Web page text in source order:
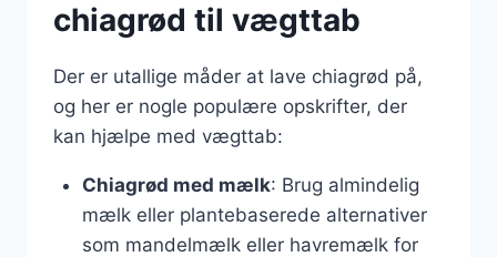
chiagrød til vægttab
Der er utallige måder at lave chiagrød på,
og her er nogle populære opskrifter, der
kan hjælpe med vægttab:
Chiagrød med mælk: Brug almindelig
mælk eller plantebaserede alternativer
som mandelmælk eller havremælk for